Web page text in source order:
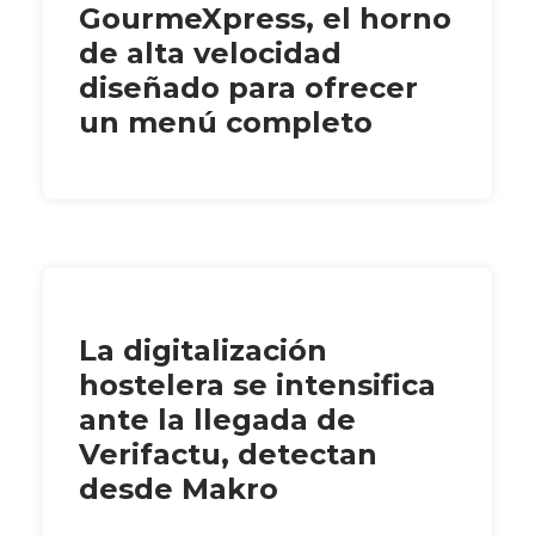
GourmeXpress, el horno
de alta velocidad
diseñado para ofrecer
un menú completo
La digitalización
hostelera se intensifica
ante la llegada de
Verifactu, detectan
desde Makro